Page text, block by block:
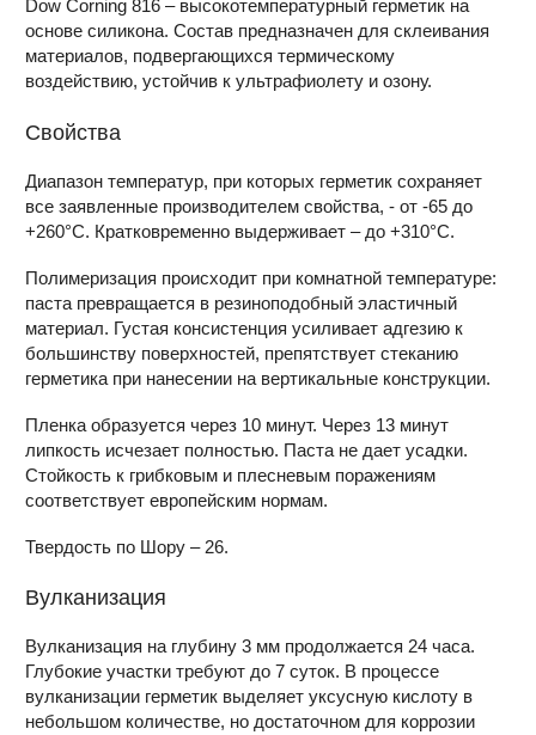
Dow Corning 816 – высокотемпературный герметик на
основе силикона. Состав предназначен для склеивания
материалов, подвергающихся термическому
воздействию, устойчив к ультрафиолету и озону.
Свойства
Диапазон температур, при которых герметик сохраняет
все заявленные производителем свойства, - от -65 до
+260°С. Кратковременно выдерживает – до +310°С.
Полимеризация происходит при комнатной температуре:
паста превращается в резиноподобный эластичный
материал. Густая консистенция усиливает адгезию к
большинству поверхностей, препятствует стеканию
герметика при нанесении на вертикальные конструкции.
Пленка образуется через 10 минут. Через 13 минут
липкость исчезает полностью. Паста не дает усадки.
Стойкость к грибковым и плесневым поражениям
соответствует европейским нормам.
Твердость по Шору – 26.
Вулканизация
Вулканизация на глубину 3 мм продолжается 24 часа.
Глубокие участки требуют до 7 суток. В процессе
вулканизации герметик выделяет уксусную кислоту в
небольшом количестве, но достаточном для коррозии